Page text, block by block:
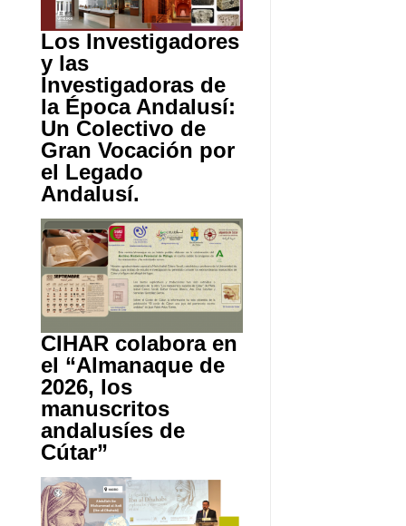
Los Investigadores
y las
Investigadoras de
la Época Andalusí:
Un Colectivo de
Gran Vocación por
el Legado
Andalusí.
CIHAR colabora en
el “Almanaque de
2026, los
manuscritos
andalusíes de
Cútar”